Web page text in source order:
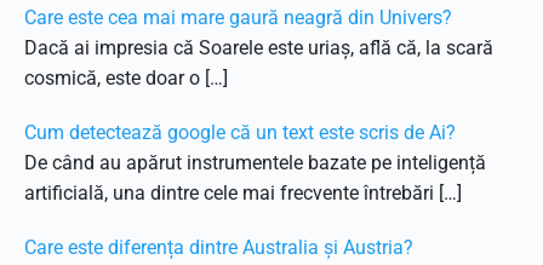
Care este cea mai mare gaură neagră din Univers?
Dacă ai impresia că Soarele este uriaș, află că, la scară
cosmică, este doar o […]
Cum detectează google că un text este scris de Ai?
De când au apărut instrumentele bazate pe inteligență
artificială, una dintre cele mai frecvente întrebări […]
Care este diferența dintre Australia și Austria?